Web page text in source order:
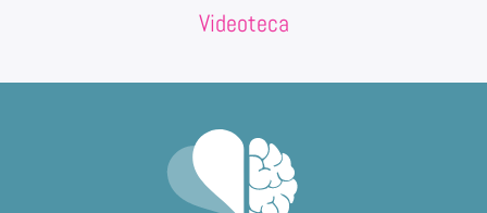
Videoteca